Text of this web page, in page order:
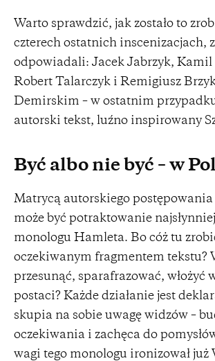
Warto sprawdzić, jak zostało to
czterech ostatnich inscenizacjach,
odpowiadali: Jacek Jabrzyk, Kamil
Robert Talarczyk i Remigiusz Brzyk
Demirskim – w ostatnim
autorski tekst, luźno inspirowany
Być albo nie być – w
Matrycą autorskiego
może być potraktowanie
monologu Hamleta. Bo cóż tu
oczekiwanym fragmentem tekstu?
przesunąć, sparafrazować, włożyć
postaci? Każde działanie jest
skupia na sobie uwagę widzów –
oczekiwania i zachęca do
wagi tego monologu ironizował już